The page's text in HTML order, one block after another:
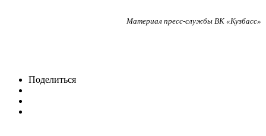
Материал пресс-службы ВК «Кузбасс»
Поделиться